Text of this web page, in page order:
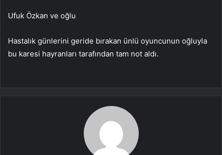
Ufuk Özkan ve oğlu
Hastalık günlerini geride bırakan ünlü oyuncunun oğluyla
bu karesi hayranları tarafından tam not aldı.